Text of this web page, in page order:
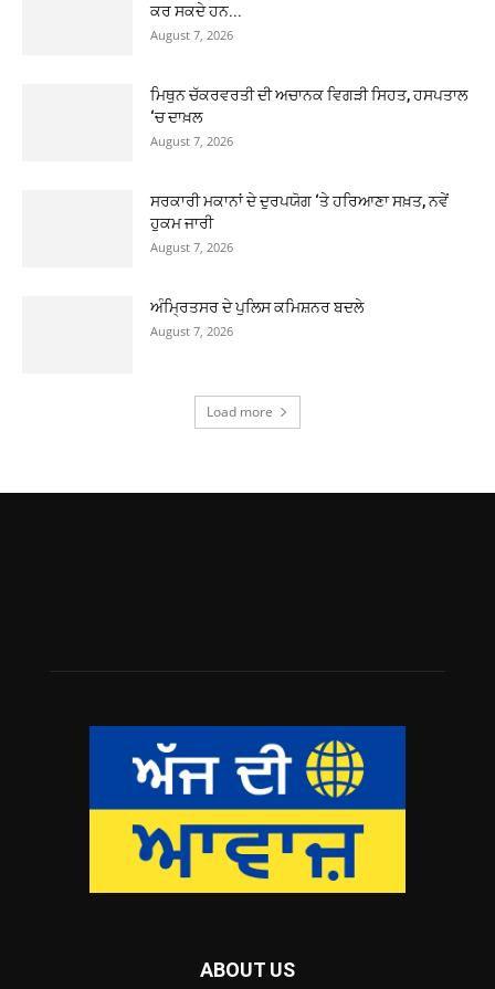
ਕਰ ਸਕਦੇ ਹਨ...
August 7, 2026
ਮਿਥੁਨ ਚੱਕਰਵਰਤੀ ਦੀ ਅਚਾਨਕ ਵਿਗੜੀ ਸਿਹਤ, ਹਸਪਤਾਲ
‘ਚ ਦਾਖ਼ਲ
August 7, 2026
ਸਰਕਾਰੀ ਮਕਾਨਾਂ ਦੇ ਦੁਰਪਯੋਗ ‘ਤੇ ਹਰਿਆਣਾ ਸਖ਼ਤ, ਨਵੇਂ
ਹੁਕਮ ਜਾਰੀ
August 7, 2026
ਅੰਮ੍ਰਿਤਸਰ ਦੇ ਪੁਲਿਸ ਕਮਿਸ਼ਨਰ ਬਦਲੇ
August 7, 2026
Load more
ABOUT US